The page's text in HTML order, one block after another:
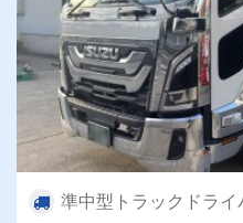
準中型トラックドライ